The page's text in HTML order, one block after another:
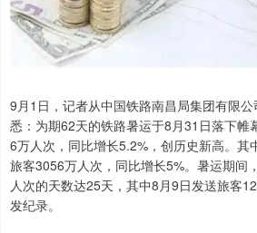
9月1日，记者从中国铁路南昌局集团有限
悉：为期62天的铁路暑运于8月31日落下帷
6万人次，同比增长5.2%，创历史新高。其
旅客3056万人次，同比增长5%。暑运期间
人次的天数达25天，其中8月9日发送旅客
发纪录。